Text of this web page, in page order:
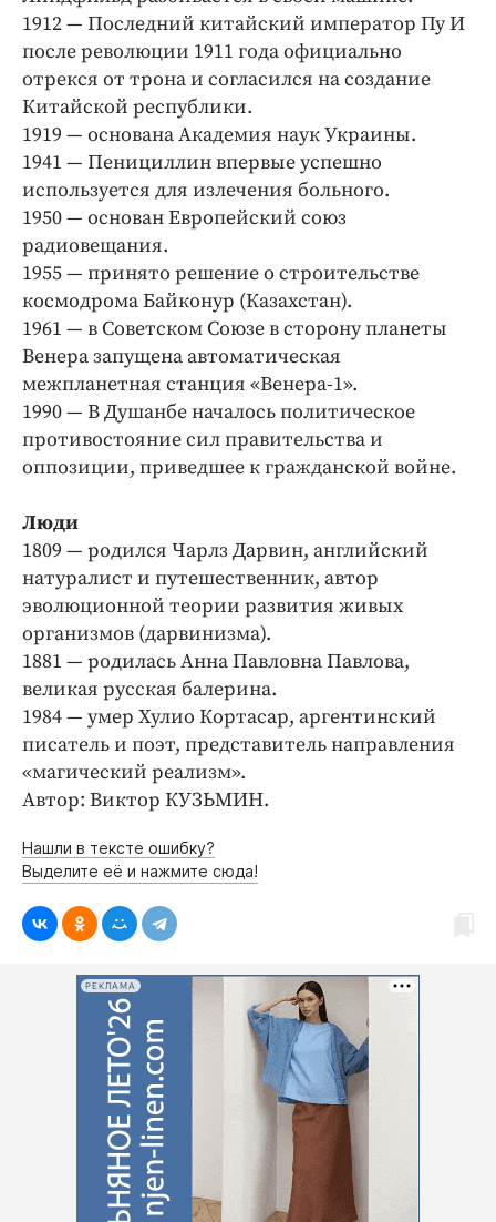
1912 — Последний китайский император Пу И
после революции 1911 года официально
отрекся от трона и согласился на создание
Китайской республики.
1919 — основана Академия наук Украины.
1941 — Пенициллин впервые успешно
используется для излечения больного.
1950 — основан Европейский союз
радиовещания.
1955 — принято решение о строительстве
космодрома Байконур (Казахстан).
1961 — в Советском Союзе в сторону планеты
Венера запущена автоматическая
межпланетная станция «Венера-1».
1990 — В Душанбе началось политическое
противостояние сил правительства и
оппозиции, приведшее к гражданской войне.
Люди
1809 — родился Чарлз Дарвин, английский
натуралист и путешественник, автор
эволюционной теории развития живых
организмов (дарвинизма).
1881 — родилась Анна Павловна Павлова,
великая русская балерина.
1984 — умер Хулио Кортасар, аргентинский
писатель и поэт, представитель направления
«магический реализм».
Автор: Виктор КУЗЬМИН.
Нашли в тексте ошибку?
Выделите её и нажмите сюда!
РЕКЛАМА